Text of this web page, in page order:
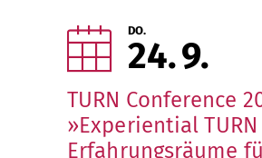
DO.
24 9
TURN Conference
»Experiential TURN
Erfahrungsräume